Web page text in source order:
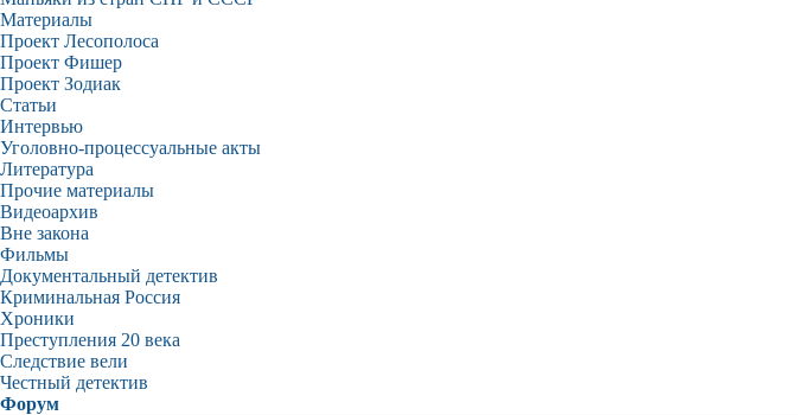
Материалы
Проект Лесополоса
Проект Фишер
Проект Зодиак
Статьи
Интервью
Уголовно-процессуальные акты
Литература
Прочие материалы
Видеоархив
Вне закона
Фильмы
Документальный детектив
Криминальная Россия
Хроники
Преступления 20 века
Следствие вели
Честный детектив
Форум